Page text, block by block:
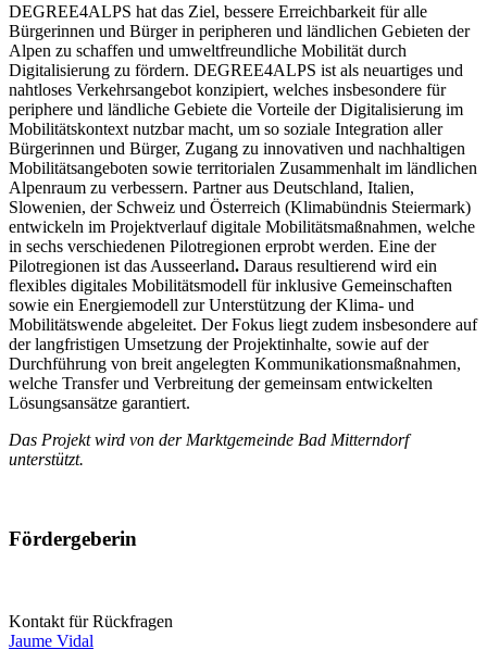
DEGREE4ALPS hat das Ziel, bessere Erreichbarkeit für alle
Bürgerinnen und Bürger in peripheren und ländlichen Gebieten der
Alpen zu schaffen und umweltfreundliche Mobilität durch
Digitalisierung zu fördern. DEGREE4ALPS ist als neuartiges und
nahtloses Verkehrsangebot konzipiert, welches insbesondere für
periphere und ländliche Gebiete die Vorteile der Digitalisierung im
Mobilitätskontext nutzbar macht, um so soziale Integration aller
Bürgerinnen und Bürger, Zugang zu innovativen und nachhaltigen
Mobilitätsangeboten sowie territorialen Zusammenhalt im ländlichen
Alpenraum zu verbessern. Partner aus Deutschland, Italien,
Slowenien, der Schweiz und Österreich (Klimabündnis Steiermark)
entwickeln im Projektverlauf digitale Mobilitätsmaßnahmen, welche
in sechs verschiedenen Pilotregionen erprobt werden. Eine der
Pilotregionen ist das Ausseerland. Daraus resultierend wird ein
flexibles digitales Mobilitätsmodell für inklusive Gemeinschaften
sowie ein Energiemodell zur Unterstützung der Klima- und
Mobilitätswende abgeleitet. Der Fokus liegt zudem insbesondere auf
der langfristigen Umsetzung der Projektinhalte, sowie auf der
Durchführung von breit angelegten Kommunikationsmaßnahmen,
welche Transfer und Verbreitung der gemeinsam entwickelten
Lösungsansätze garantiert.
Das Projekt wird von der Marktgemeinde Bad Mitterndorf
unterstützt.
Fördergeberin
Kontakt für Rückfragen
Jaume Vidal